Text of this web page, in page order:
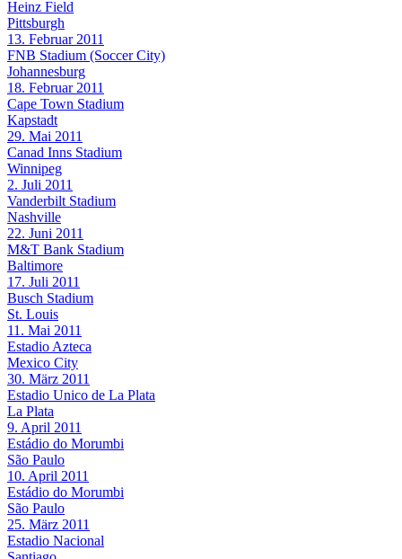
Heinz Field
Pittsburgh
13. Februar 2011
FNB Stadium (Soccer City)
Johannesburg
18. Februar 2011
Cape Town Stadium
Kapstadt
29. Mai 2011
Canad Inns Stadium
Winnipeg
2. Juli 2011
Vanderbilt Stadium
Nashville
22. Juni 2011
M&T Bank Stadium
Baltimore
17. Juli 2011
Busch Stadium
St. Louis
11. Mai 2011
Estadio Azteca
Mexico City
30. März 2011
Estadio Unico de La Plata
La Plata
9. April 2011
Estádio do Morumbi
São Paulo
10. April 2011
Estádio do Morumbi
São Paulo
25. März 2011
Estadio Nacional